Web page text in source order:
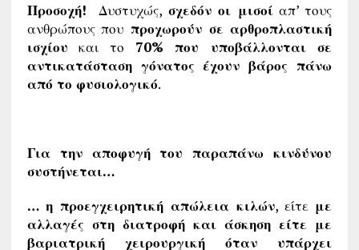
Προσοχή!
Δυστυχώς, σχεδόν οι μισοίαπ’ τους
ανθρώπους που προχωρούν σε αρθροπλαστική
ισχίου και το 70% που υποβάλλονται σε
αντικατάσταση γόνατος έχουν βάρος πάνω
από το φυσιολογικό.
Για την αποφυγή του παραπάνω κινδύνου
συστήνεται…
… η προεγχειρητική απώλεια κιλών, είτε με
αλλαγές στη διατροφή και άσκηση είτε με
βαριατρική χειρουργική όταν υπάρχει